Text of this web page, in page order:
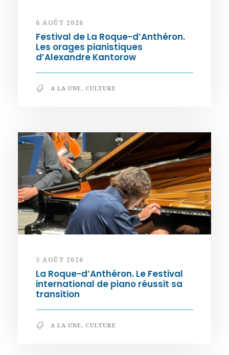
6 AOÛT 2026
Festival de La Roque-d’Anthéron.
Les orages pianistiques
d’Alexandre Kantorow
A LA UNE, CULTURE
5 AOÛT 2026
La Roque-d’Anthéron. Le Festival
international de piano réussit sa
transition
A LA UNE, CULTURE